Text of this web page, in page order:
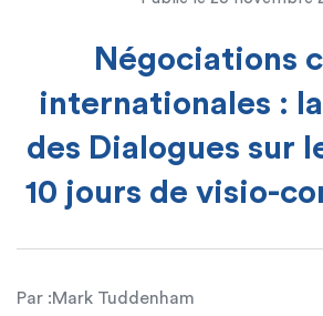
Expertise et solutions
Négociations
internationales :
des Dialogues sur
10 jours de visio-
Par :Mark Tuddenham